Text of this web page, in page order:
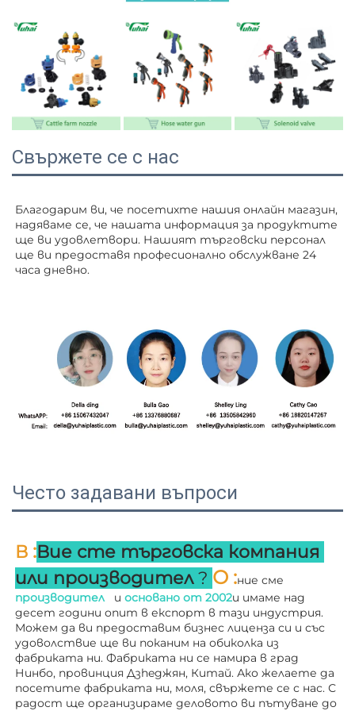
Свържете се с нас
Благодарим ви, че посетихте нашия онлайн магазин,
надяваме се, че нашата информация за продуктите
ще ви удовлетвори. Нашият търговски персонал
ще ви предоставя професионално обслужване 24
часа дневно.
Често задавани въпроси
В :Вие сте търговска компания
или производител ? О :
производител и основано от 2002и имаме над
десет години опит в експорт в тази индустрия.
Можем да ви предоставим бизнес лиценза си и със
удоволствие ще ви поканим на обиколка из
фабриката ни. Фабриката ни се намира в град
Нинбо, провинция Дзheджян, Китай. Ако желаете да
посетите фабриката ни, моля, свържете се с нас. С
радост ще организираме деловото ви пътуване до